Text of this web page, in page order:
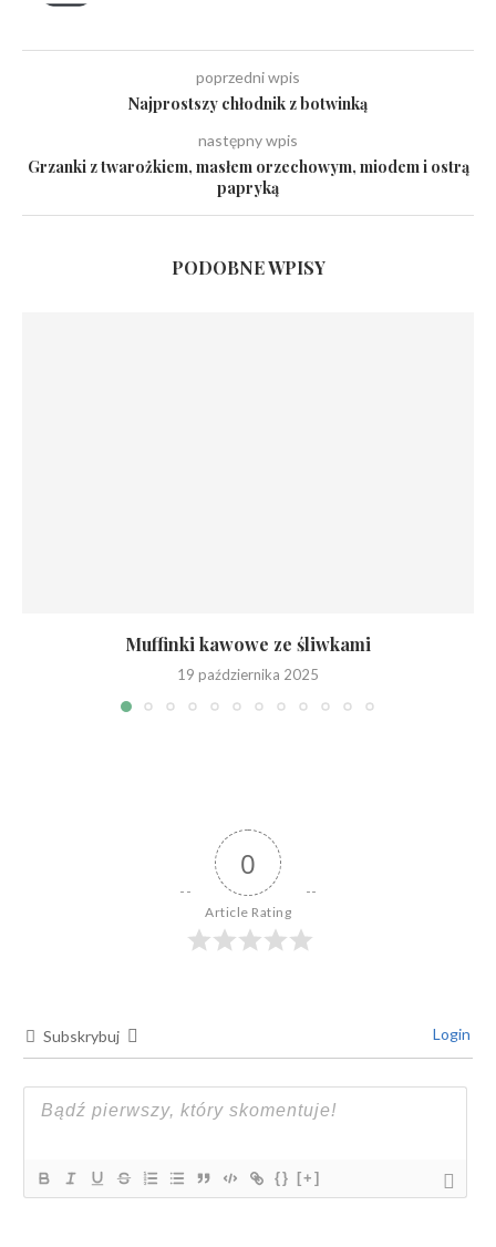
poprzedni wpis
Najprostszy chłodnik z botwinką
następny wpis
Grzanki z twarożkiem, masłem orzechowym, miodem i ostrą
papryką
PODOBNE WPISY
Muffinki kawowe ze śliwkami
19 października 2025
0
Article Rating
Subskrybuj Login
{} [+]